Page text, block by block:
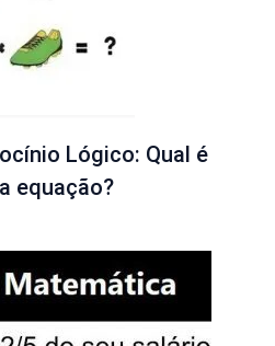
Lógico: Qual é
equação?